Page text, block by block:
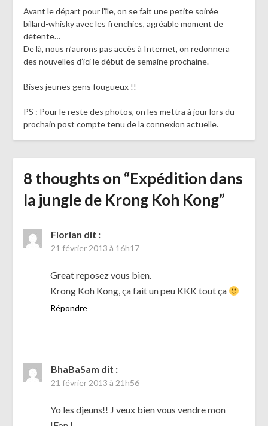
Avant le départ pour l’île, on se fait une petite soirée
billard-whisky avec les frenchies, agréable moment de
détente…
De là, nous n’aurons pas accès à Internet, on redonnera
des nouvelles d’ici le début de semaine prochaine.
Bises jeunes gens fougueux !!
PS : Pour le reste des photos, on les mettra à jour lors du
prochain post compte tenu de la connexion actuelle.
8 thoughts on “Expédition dans
la jungle de Krong Koh Kong”
Florian dit :
21 février 2013 à 16h17
Great reposez vous bien.
Krong Koh Kong, ça fait un peu KKK tout ça
Répondre
BhaBaSam dit :
21 février 2013 à 21h56
Yo les djeuns!! J veux bien vous vendre mon